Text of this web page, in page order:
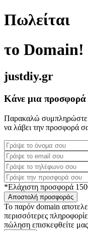
Πωλείται
το Domain!
justdiy.gr
Κάνε μια προσφορά
Παρακαλώ συμπληρώστε
να λάβει την προσφορά
*Ελάχιστη προσφορά
Αποστολή προσφοράς
Το παρόν domain
περισσότερες
πώληση επισκεφθείτε